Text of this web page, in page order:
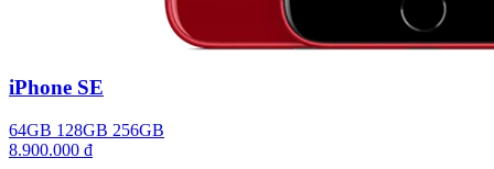
iPhone SE
64GB 128GB 256GB
8.900.000 đ